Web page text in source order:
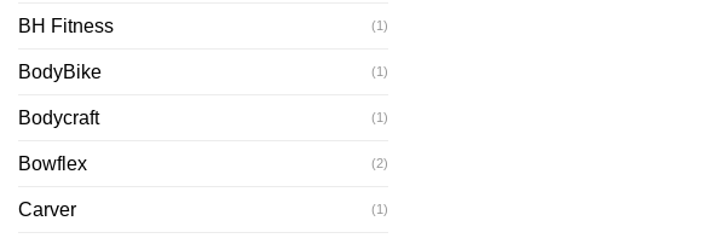
BH Fitness (1)
BodyBike (1)
Bodycraft (1)
Bowflex (2)
Carver (1)